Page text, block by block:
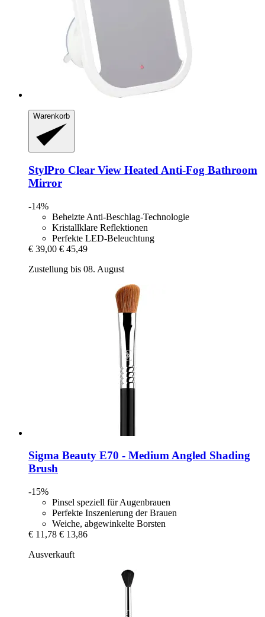
Warenkorb
StylPro Clear View Heated Anti-​Fog Bathroom
Mirror
-14%
Beheizte Anti-Beschlag-Technologie
Kristallklare Reflektionen
Perfekte LED-Beleuchtung
€ 39,00 € 45,49
Zustellung bis 08. August
Sigma Beauty E70 -​ Medium Angled Shading
Brush
-15%
Pinsel speziell für Augenbrauen
Perfekte Inszenierung der Brauen
Weiche, abgewinkelte Borsten
€ 11,78 € 13,86
Ausverkauft